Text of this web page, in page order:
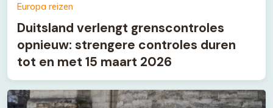
Europa reizen
Duitsland verlengt grenscontroles
opnieuw: strengere controles duren
tot en met 15 maart 2026